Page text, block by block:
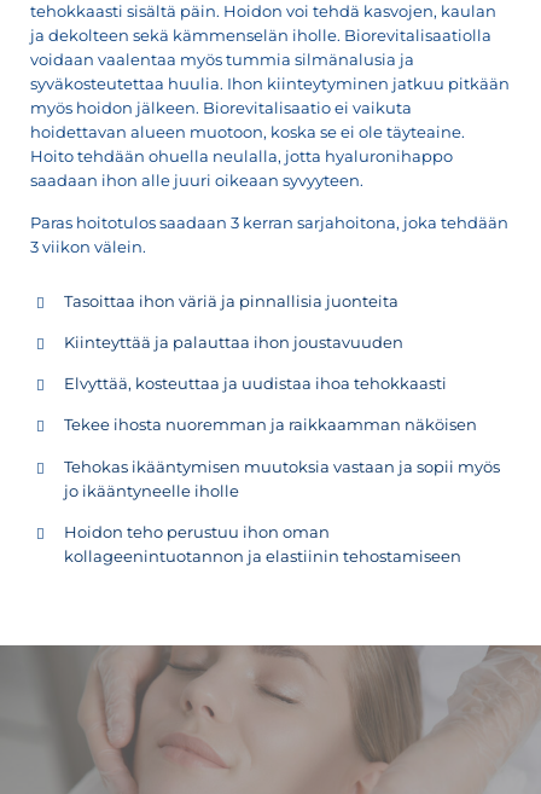
tehokkaasti sisältä päin. Hoidon voi tehdä kasvojen, kaulan
ja dekolteen sekä kämmenselän iholle. Biorevitalisaatiolla
voidaan vaalentaa myös tummia silmänalusia ja
syväkosteutettaa huulia. Ihon kiinteytyminen jatkuu pitkään
myös hoidon jälkeen. Biorevitalisaatio ei vaikuta
hoidettavan alueen muotoon, koska se ei ole täyteaine.
Hoito tehdään ohuella neulalla, jotta hyaluronihappo
saadaan ihon alle juuri oikeaan syvyyteen.
Paras hoitotulos saadaan 3 kerran sarjahoitona, joka tehdään
3 viikon välein.
Tasoittaa ihon väriä ja pinnallisia juonteita
Kiinteyttää ja palauttaa ihon joustavuuden
Elvyttää, kosteuttaa ja uudistaa ihoa tehokkaasti
Tekee ihosta nuoremman ja raikkaamman näköisen
Tehokas ikääntymisen muutoksia vastaan ja sopii myös
jo ikääntyneelle iholle
Hoidon teho perustuu ihon oman
kollageenintuotannon ja elastiinin tehostamiseen